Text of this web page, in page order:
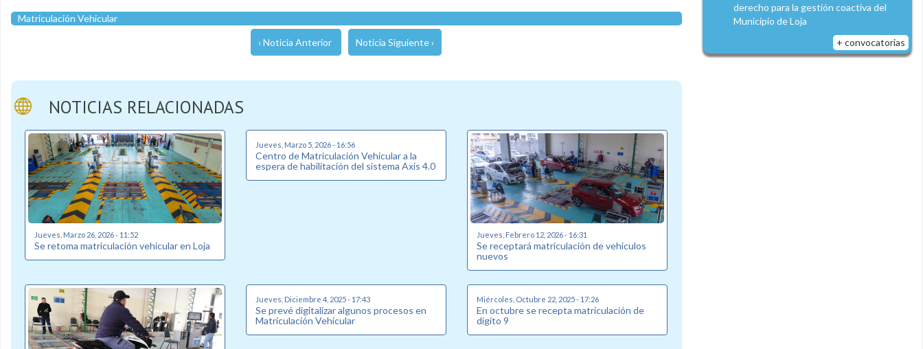
Matriculación Vehicular
‹ Noticia Anterior Noticia Siguiente ›
NOTICIAS RELACIONADAS
Jueves, Marzo 26, 2026 - 11:52
Se retoma matriculación vehicular en Loja
Jueves, Marzo 5, 2026 - 16:56
Centro de Matriculación Vehicular a la
espera de habilitación del sistema Axis 4.0
Jueves, Febrero 12, 2026 - 16:31
Se receptará matriculación de vehículos
nuevos
Jueves, Diciembre 4, 2025 - 17:43
Se prevé digitalizar algunos procesos en
Matriculación Vehicular
Miércoles, Octubre 22, 2025 - 17:26
En octubre se recepta matriculación de
dígito 9
derecho para la gestión coactiva del
Municipio de Loja
+ convocatorias